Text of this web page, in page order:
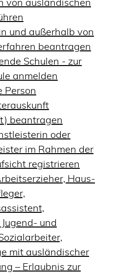
und außerhalb von
beantragen
Schulen - zur
anmelden
Person
beantragen
oder
im Rahmen der
registrieren
Haus-
und
mit ausländischer
– Erlaubnis zur